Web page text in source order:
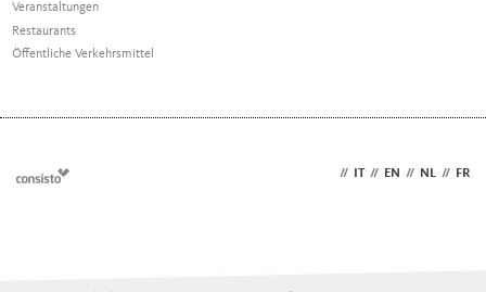
Veranstaltungen
Restaurants
Öffentliche Verkehrsmittel
// IT // EN // NL // FR